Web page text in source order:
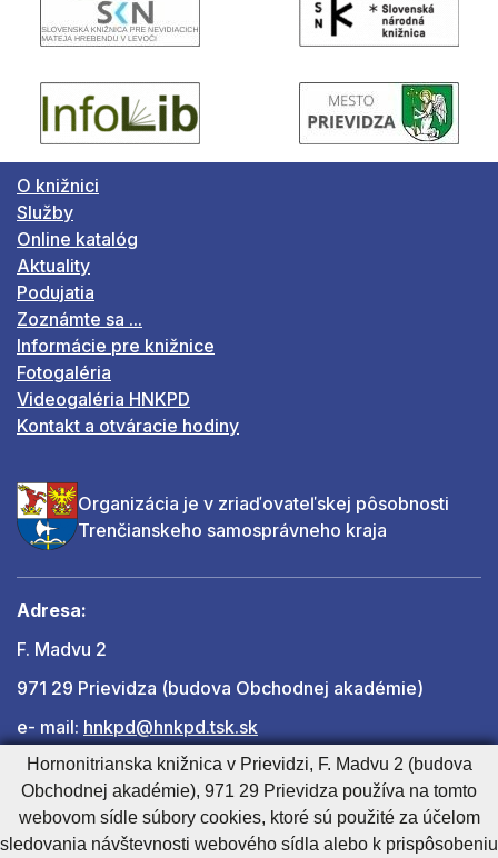
O knižnici
Služby
Online katalóg
Aktuality
Podujatia
Zoznámte sa ...
Informácie pre knižnice
Fotogaléria
Videogaléria HNKPD
Kontakt a otváracie hodiny
Organizácia je v zriaďovateľskej pôsobnosti
Trenčianskeho samosprávneho kraja
Adresa:
F. Madvu 2
971 29 Prievidza (budova Obchodnej akadémie)
e- mail: hnkpd@hnkpd.tsk.sk
Ďalšie kontakty
Hornonitrianska knižnica v Prievidzi, F. Madvu 2 (budova
Obchodnej akadémie), 971 29 Prievidza používa na tomto
webovom sídle súbory cookies, ktoré sú použité za účelom
sledovania návštevnosti webového sídla alebo k prispôsobeniu